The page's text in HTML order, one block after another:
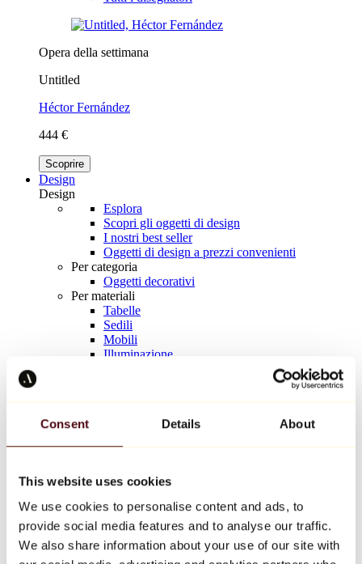
Consent Details About
This website uses cookies
We use cookies to personalise content and ads, to
provide social media features and to analyse our traffic.
We also share information about your use of our site with
Opera della settimana
Untitled
Héctor Fernández
444 €
Scoprire
Design
Design
Esplora
Scopri gli oggetti di design
I nostri best seller
Oggetti di design a prezzi convenienti
Per categoria
Oggetti decorativi
Per materiali
Tabelle
Sedili
Mobili
Illuminazione
Keith Haring
Tutti i designer
Opera della settimana